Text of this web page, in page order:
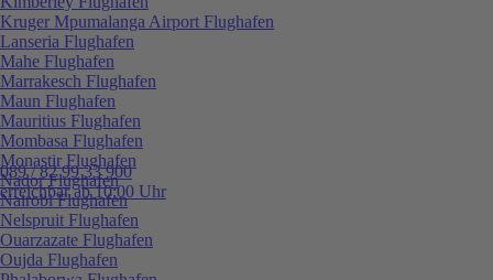
089 / 82 99 33 900
erreichbar ab 10:00 Uhr
Kruger Mpumalanga Airport Flughafen
Lanseria Flughafen
Mahe Flughafen
Marrakesch Flughafen
Maun Flughafen
Mauritius Flughafen
Mombasa Flughafen
Monastir Flughafen
Nador Flughafen
Nairobi Flughafen
Nelspruit Flughafen
Ouarzazate Flughafen
Oujda Flughafen